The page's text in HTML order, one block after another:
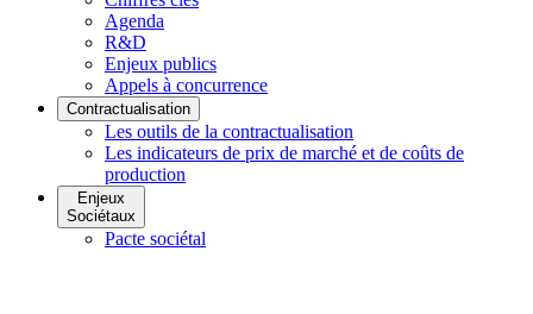
Agenda
R&D
Enjeux publics
Appels à concurrence
Contractualisation
Les outils de la contractualisation
Les indicateurs de prix de marché et de coûts de
production
Enjeux
Sociétaux
Pacte sociétal